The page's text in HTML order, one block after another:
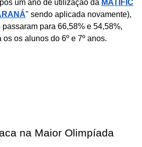
um ano de utilização da MATIFIC
" sendo aplicada novamente),
para 66,58% e 54,58%,
os alunos do 6º e 7º anos.
na Maior Olimpíada